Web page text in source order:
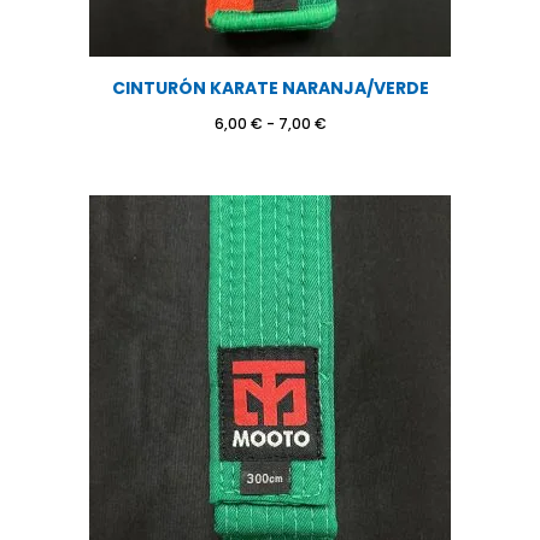
CINTURÓN KARATE NARANJA/VERDE
6,00 € - 7,00 €Rango
6,00 €
hasta
7,00 €